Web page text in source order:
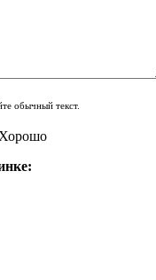
обычный текст.
Хорошо